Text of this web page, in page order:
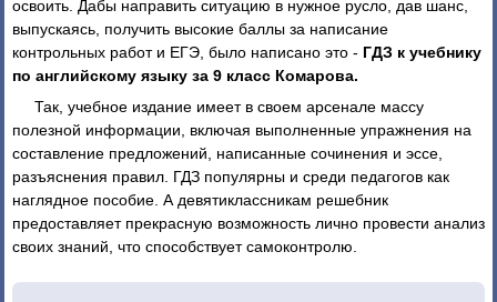
освоить. Дабы направить ситуацию в нужное русло, дав шанс,
выпускаясь, получить высокие баллы за написание
контрольных работ и ЕГЭ, было написано это - ГДЗ к учебнику
по английскому языку за 9 класс Комарова.
Так, учебное издание имеет в своем арсенале массу
полезной информации, включая выполненные упражнения на
составление предложений, написанные сочинения и эссе,
разъяснения правил. ГДЗ популярны и среди педагогов как
наглядное пособие. А девятиклассникам решебник
предоставляет прекрасную возможность лично провести анализ
своих знаний, что способствует самоконтролю.